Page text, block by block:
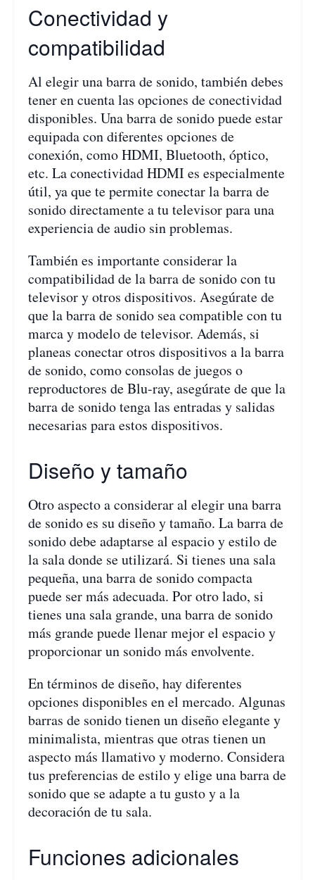
Conectividad y
compatibilidad
Al elegir una barra de sonido, también debes
tener en cuenta las opciones de conectividad
disponibles. Una barra de sonido puede estar
equipada con diferentes opciones de
conexión, como HDMI, Bluetooth, óptico,
etc. La conectividad HDMI es especialmente
útil, ya que te permite conectar la barra de
sonido directamente a tu televisor para una
experiencia de audio sin problemas.
También es importante considerar la
compatibilidad de la barra de sonido con tu
televisor y otros dispositivos. Asegúrate de
que la barra de sonido sea compatible con tu
marca y modelo de televisor. Además, si
planeas conectar otros dispositivos a la barra
de sonido, como consolas de juegos o
reproductores de Blu-ray, asegúrate de que la
barra de sonido tenga las entradas y salidas
necesarias para estos dispositivos.
Diseño y tamaño
Otro aspecto a considerar al elegir una barra
de sonido es su diseño y tamaño. La barra de
sonido debe adaptarse al espacio y estilo de
la sala donde se utilizará. Si tienes una sala
pequeña, una barra de sonido compacta
puede ser más adecuada. Por otro lado, si
tienes una sala grande, una barra de sonido
más grande puede llenar mejor el espacio y
proporcionar un sonido más envolvente.
En términos de diseño, hay diferentes
opciones disponibles en el mercado. Algunas
barras de sonido tienen un diseño elegante y
minimalista, mientras que otras tienen un
aspecto más llamativo y moderno. Considera
tus preferencias de estilo y elige una barra de
sonido que se adapte a tu gusto y a la
decoración de tu sala.
Funciones adicionales